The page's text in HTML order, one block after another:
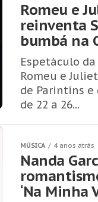
Romeu e
reinventa
bumbá na
Espetáculo
Romeu e
de Parintins e
de 22 a 26...
MÚSICA 4 anos atrás
Nanda
‘Na Minha